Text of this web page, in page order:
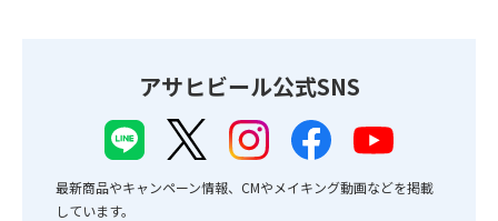
アサヒビール公式SNS
最新商品やキャンペーン情報、CMやメイキング動画などを掲載
しています。